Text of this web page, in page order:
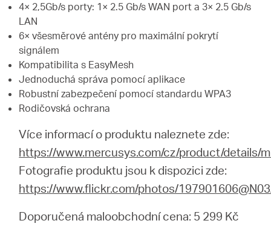
4× 2,5Gb/s porty: 1× 2.5 Gb/s WAN port a 3× 2.5 Gb/s
LAN
6× všesměrové antény pro maximální pokrytí
signálem
Kompatibilita s EasyMesh
Jednoduchá správa pomocí aplikace
Robustní zabezpečení pomocí standardu WPA3
Rodičovská ochrana
Více informací o produktu naleznete zde:
https://www.mercusys.com/cz/product/details/
Fotografie produktu jsou k dispozici zde:
https://www.flickr.com/photos/
Doporučená maloobchodní cena: 5 299 Kč